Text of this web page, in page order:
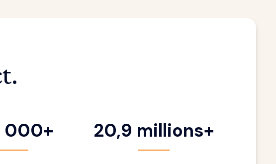
000+ 20,9 millions+